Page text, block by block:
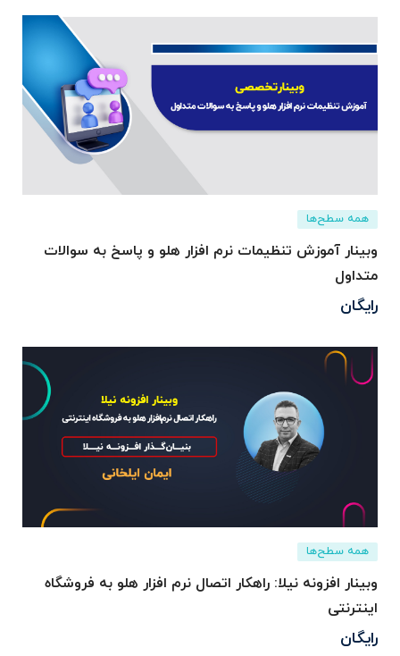
همه سطح‌ها
وبینار آموزش تنظیمات نرم افزار هلو و پاسخ به سوالات
متداول
رایگان
همه سطح‌ها
وبینار افزونه نیلا: راهکار اتصال نرم افزار هلو به فروشگاه
اینترنتی
رایگان